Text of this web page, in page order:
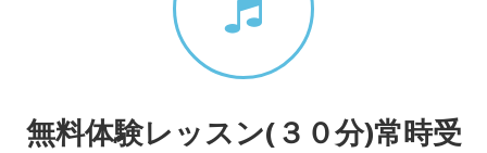
無料体験レッスン(３０分)常時受